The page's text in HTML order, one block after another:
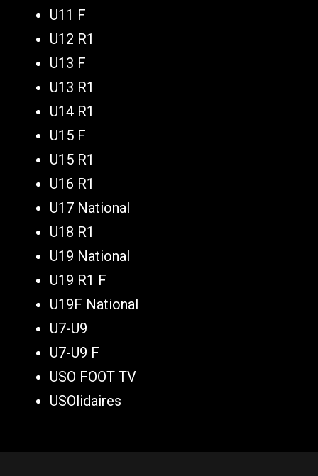
U11 F
U12 R1
U13 F
U13 R1
U14 R1
U15 F
U15 R1
U16 R1
U17 National
U18 R1
U19 National
U19 R1 F
U19F National
U7-U9
U7-U9 F
USO FOOT TV
USOlidaires